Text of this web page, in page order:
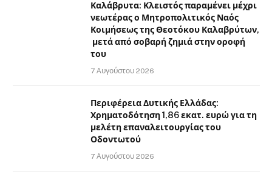
Καλάβρυτα: Κλειστός παραμένει μέχρι
νεωτέρας ο Μητροπολιτικός Ναός
Κοιμήσεως της Θεοτόκου Καλαβρύτων,
μετά από σοβαρή ζημιά στην οροφή
του
7 Αυγούστου 2026
Περιφέρεια Δυτικής Ελλάδας:
Χρηματοδότηση 1,86 εκατ. ευρώ για τη
μελέτη επαναλειτουργίας του
Οδοντωτού
7 Αυγούστου 2026